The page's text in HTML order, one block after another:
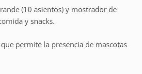
(10 asientos) y mostrador de
y snacks.
permite la presencia de mascotas